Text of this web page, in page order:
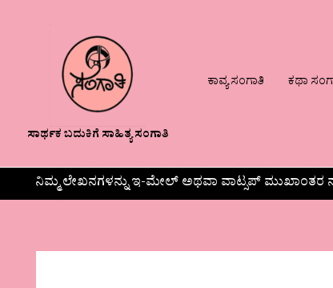
ಸಾರ್ಥಕ ಬದುಕಿಗೆ ಸಾಹಿತ್ಯ ಸಂಗಾತಿ
ಕಾವ್ಯ ಸಂಗಾತಿ ಕಥಾ
ನಿಮ್ಮ ಲೇಖನಗಳನ್ನು ಇ-ಮೇಲ್ ಅಥವಾ ವಾಟ್ಸಪ್ ಮುಖಾಂತರ